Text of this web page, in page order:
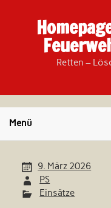
Retten –
Menü
9. März 2026
PS
Einsätze